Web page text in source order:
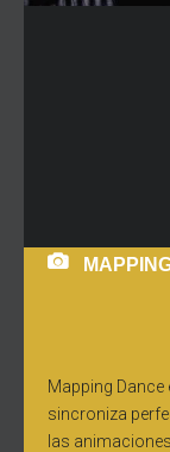
Mapping
sincroniza
las